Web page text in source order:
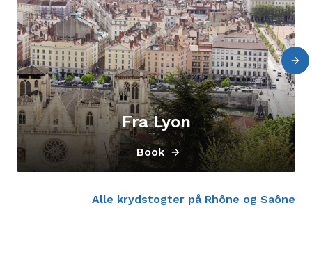
Fra Lyon
Book
Alle krydstogter på Rhône og Saône